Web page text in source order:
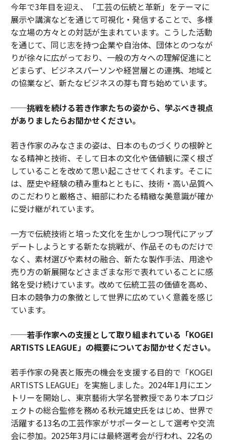
今年で3年目を迎え、「工芸の伝統と革新」をテーマに
展示や講演などを通じて可視化・発信することで、多様
な立場の方々との対話が生まれています。こうした活動
を通じて、同じ志を持つ企業や自治体、団体とのつなが
りが徐々に広がっており、一般の方々への理解促進にと
どまらず、ビジネスパーソンや経営層との連携、地域と
の協業など、新たなビジネスの芽も育ち始めています。
──挑戦を続ける若き作家たちの姿から、学ぶべき視点
がありましたらお聞かせください。
若き作家のみなさまの姿は、日本のものづくりの根幹と
なる精神と技術、そして日本の文化や価値観に深く根ざ
していることを改めて思い起こさせてくれます。そこに
は、歴史や経験の積み重ねとともに、技術・高い品質へ
のこだわりと厳格さ、細部にわたる精緻な美意識が確か
に受け継がれています。
一方で伝統技術と培った文化を生かしつつ現代にアップ
デートしようとする新たな挑戦が、作品そのものだけで
なく、素材選びや素材の融合、新たな製作手法、用途や
売り方の新展開などさまざまな形で表れていることに感
銘を受け続けています。改めて伝統工芸の価値を高め、
日本の競争力の象徴として世界に広めていく意義を感じ
ています。
──若手作家への支援として取り組まれている「KOGEI
ARTISTS LEAGUE」の概要についてお聞かせください。
若手作家の発表と販売の機会を支援する目的で「KOGEI
ARTISTS LEAGUE」を実施しました。2024年1月にエン
トリーを開始し、東京藝術大学名誉教授であり本プロジ
ェクトの総合監修を務める秋元雄史氏をはじめ、世界で
活躍する13名の工芸作家がサポーターとして選考や交流
会に参加。2025年3月には最終選考会が行われ、22名の